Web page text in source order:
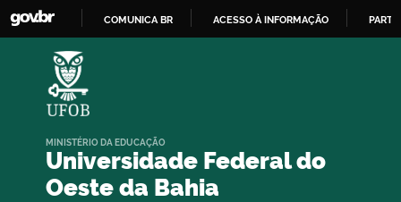
COMUNICA BR ACESSO À INFORMAÇÃO
Universidade Federal do
Oeste da Bahia
MINISTÉRIO DA EDUCAÇÃO